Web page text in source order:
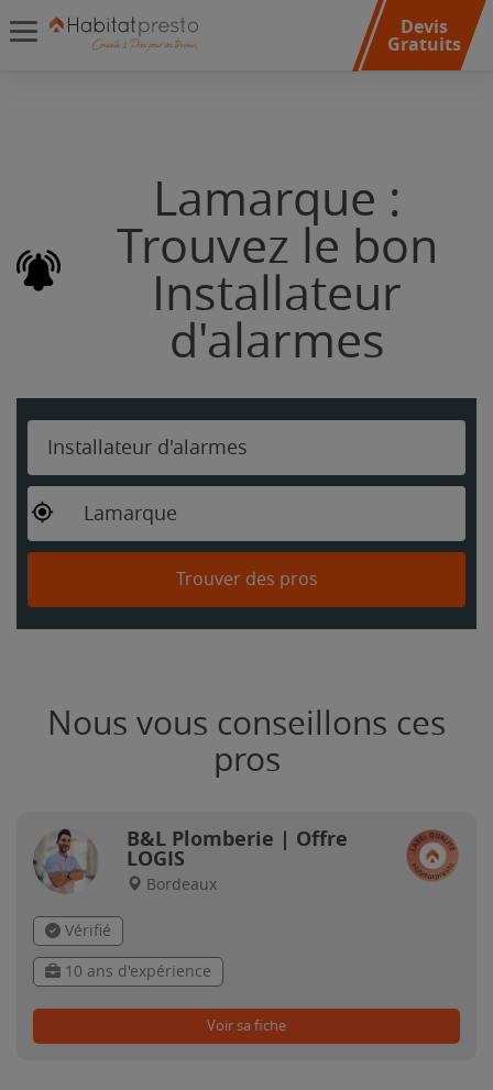
Devis
Gratuits
Lamarque :
Trouvez le bon
Installateur
d'alarmes
Installateur d'alarmes
Lamarque
Trouver des pros
Nous vous conseillons ces
pros
B&L Plomberie | Offre
LOGIS
Bordeaux
Vérifié
10 ans d'expérience
Voir sa fiche